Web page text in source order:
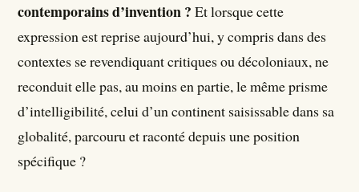
contemporains d’invention ?Et lorsque cette
expression est reprise aujourd’hui, y compris dans des
contextes se revendiquant critiques ou décoloniaux, ne
reconduit elle pas, au moins en partie, le même prisme
d’intelligibilité, celui d’un continent saisissable dans sa
globalité, parcouru et raconté depuis une position
spécifique ?